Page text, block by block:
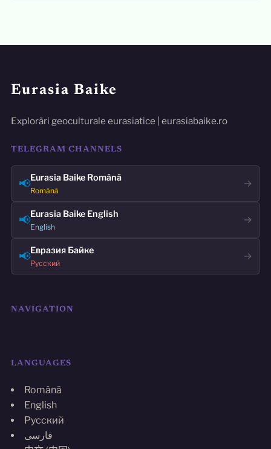
Eurasia Baike
Explorări geoculturale eurasiatice | eurasiabaike.ro
TELEGRAM CHANNELS
📢Eurasia Baike Română
Română
→
📢Eurasia Baike English
English
→
📢Евразия Байке
Русский
→
NAVIGATION
LANGUAGES
Română
English
Русский
فارسی